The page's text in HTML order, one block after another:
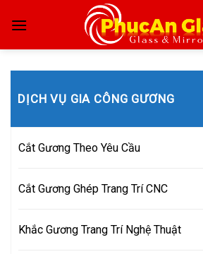
DỊCH VỤ GIA CÔNG GƯƠNG
Cắt Gương Theo Yêu Cầu
Cắt Gương Ghép Trang Trí CNC
Khắc Gương Trang Trí Nghệ Thuật